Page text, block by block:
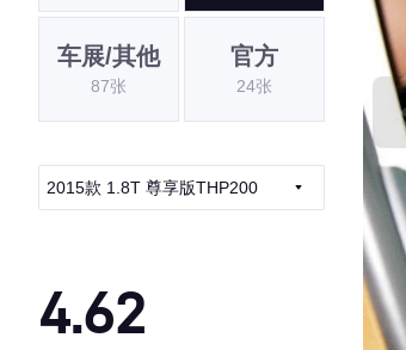
车展/其他
87张
官方
24张
2015款 1.8T 尊享版THP200
4.62